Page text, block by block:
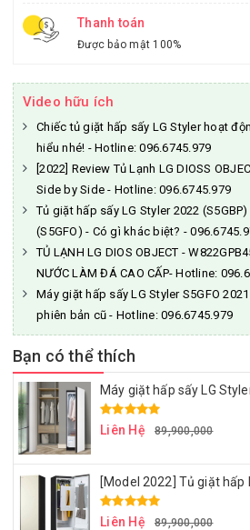
Thanh toán
Được bảo mật 100%
Video hữu ích
Chiếc tủ giặt hấp sấy LG Styler hoạt
hiểu nhé! - Hotline: 096.6745.979
[2022] Review Tủ Lạnh LG DIOSS
Side by Side - Hotline: 096.6745.979
Tủ giặt hấp sấy LG Styler 2022
(S5GFO) - Có gì khác biệt? -
TỦ LẠNH LG DIOS OBJECT -
NƯỚC LÀM ĐÁ CAO CẤP- Hotline:
Máy giặt hấp sấy LG Styler S5GFO
phiên bản cũ - Hotline: 096.6745.979
Bạn có thể thích
Liên Hệ 89,900,000
Liên Hệ 89,900,000